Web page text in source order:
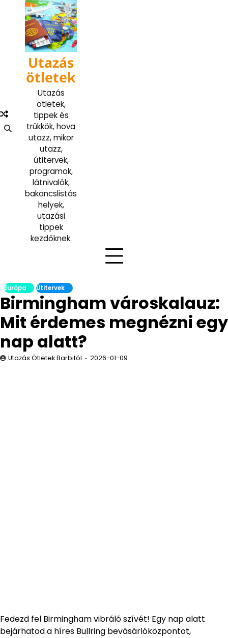
content
Utazás
ötletek
Utazás
ötletek,
tippek és
trükkök, hova
utazz, mikor
utazz,
útitervek,
programok,
látnivalók,
bakancslistás
helyek,
utazási
tippek
kezdőknek.
Európa Útitervek
Birmingham városkalauz:
Mit érdemes megnézni egy
nap alatt?
Utazás Ötletek Barbitól 2026-01-09
Fedezd fel Birmingham vibráló szívét! Egy nap alatt
bejárhatod a híres Bullring bevásárlóközpontot,